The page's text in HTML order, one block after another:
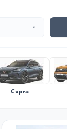
Cupra